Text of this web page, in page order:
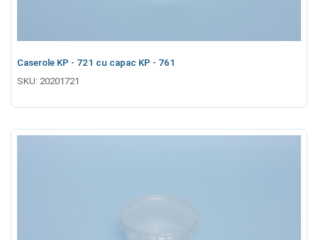
Caserole KP - 721 cu capac KP - 761
SKU: 20201721